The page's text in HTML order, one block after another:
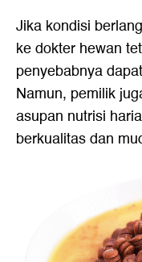
Jika kondisi
ke dokter hewan
penyebabnya
Namun, pemilik
asupan nutrisi
berkualitas dan